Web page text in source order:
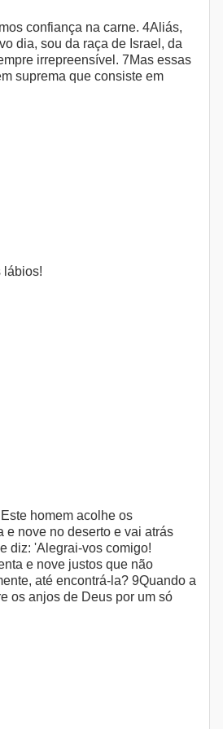
confiança na carne. 4Aliás,
dia, sou da raça de Israel, da
irrepreensível. 7Mas essas
suprema que consiste em
lábios!
homem acolhe os
e nove no deserto e vai atrás
diz: 'Alegrai-vos comigo!
e nove justos que não
até encontrá-la? 9Quando a
os anjos de Deus por um só